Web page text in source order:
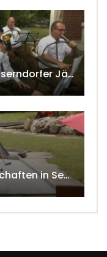
11. Jagdheuriger der Gänserndorfer Jäger 2020 w4tv166
Minigolf Staatsmeisterschaften in Seefeld-Kadolz w4tv174